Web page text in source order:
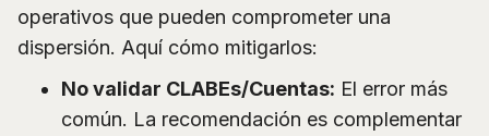
operativos que pueden comprometer una
dispersión. Aquí cómo mitigarlos:
No validar CLABEs/Cuentas: El error más
común. La recomendación es complementar